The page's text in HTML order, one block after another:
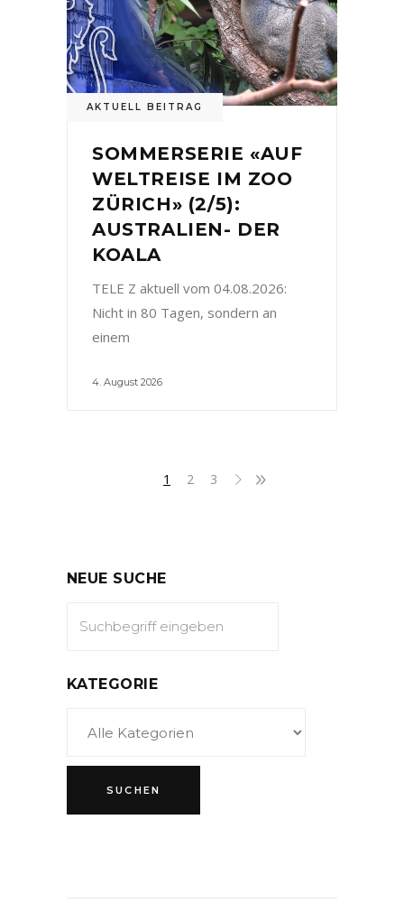
AKTUELL BEITRAG
SOMMERSERIE «AUF
WELTREISE IM ZOO
ZÜRICH» (2/5):
AUSTRALIEN- DER
KOALA
TELE Z aktuell vom 04.08.2026:
Nicht in 80 Tagen, sondern an
einem
4. August 2026
1 2 3
NEUE SUCHE
KATEGORIE